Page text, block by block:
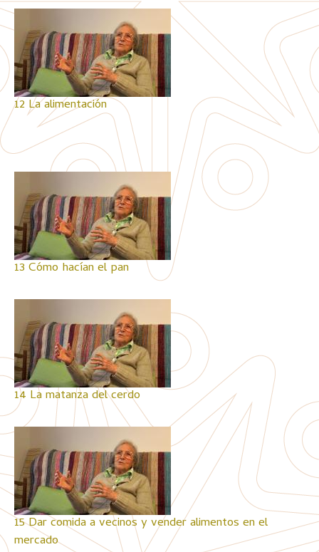
12 La alimentación
13 Cómo hacían el pan
14 La matanza del cerdo
15 Dar comida a vecinos y vender alimentos en el
mercado